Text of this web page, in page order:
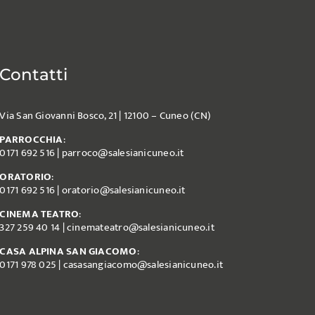
Contatti
Via San Giovanni Bosco, 21 | 12100 – Cuneo (CN)
PARROCCHIA:
0171 692 516| parroco@salesianicuneo.it
ORATORIO:
0171 692 516|oratorio@salesianicuneo.it
CINEMA TEATRO:
327 259 40 14 |cinemateatro@salesianicuneo.it
CASA ALPINA SAN GIACOMO:
0171 978 025 |casasangiacomo@salesianicuneo.it